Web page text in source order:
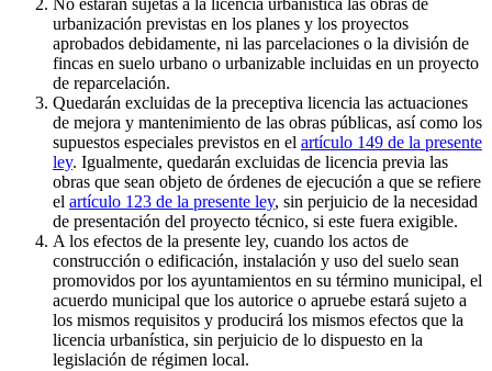
No estarán sujetas a la licencia urbanística las obras de
urbanización previstas en los planes y los proyectos
aprobados debidamente, ni las parcelaciones o la división de
fincas en suelo urbano o urbanizable incluidas en un proyecto
de reparcelación.
Quedarán excluidas de la preceptiva licencia las actuaciones
de mejora y mantenimiento de las obras públicas, así como los
supuestos especiales previstos en el artículo 149 de la presente
ley. Igualmente, quedarán excluidas de licencia previa las
obras que sean objeto de órdenes de ejecución a que se refiere
el artículo 123 de la presente ley, sin perjuicio de la necesidad
de presentación del proyecto técnico, si este fuera exigible.
A los efectos de la presente ley, cuando los actos de
construcción o edificación, instalación y uso del suelo sean
promovidos por los ayuntamientos en su término municipal, el
acuerdo municipal que los autorice o apruebe estará sujeto a
los mismos requisitos y producirá los mismos efectos que la
licencia urbanística, sin perjuicio de lo dispuesto en la
legislación de régimen local.